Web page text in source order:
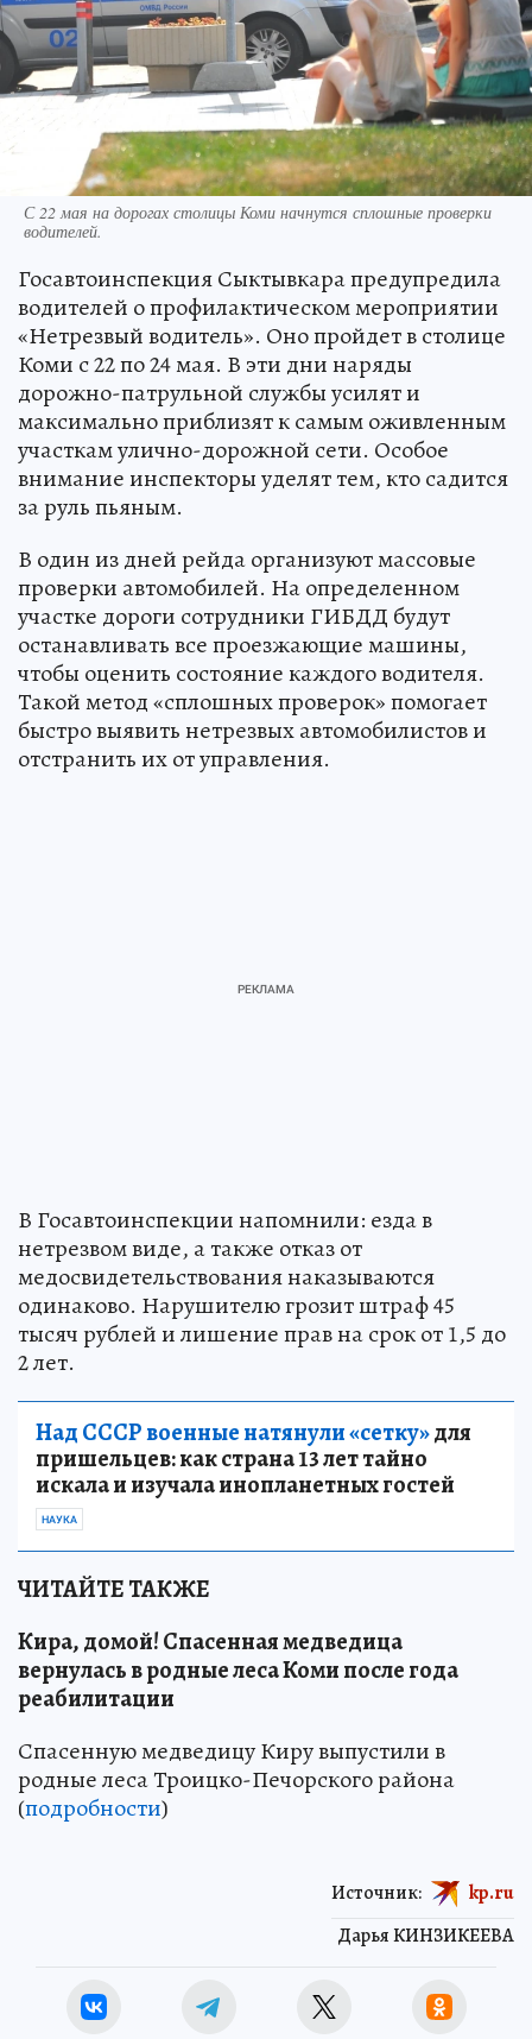
С 22 мая на дорогах столицы Коми начнутся сплошные проверки
водителей.
Госавтоинспекция Сыктывкара предупредила
водителей о профилактическом мероприятии
«Нетрезвый водитель». Оно пройдет в столице
Коми с 22 по 24 мая. В эти дни наряды
дорожно-патрульной службы усилят и
максимально приблизят к самым оживленным
участкам улично-дорожной сети. Особое
внимание инспекторы уделят тем, кто садится
за руль пьяным.
В один из дней рейда организуют массовые
проверки автомобилей. На определенном
участке дороги сотрудники ГИБДД будут
останавливать все проезжающие машины,
чтобы оценить состояние каждого водителя.
Такой метод «сплошных проверок» помогает
быстро выявить нетрезвых автомобилистов и
отстранить их от управления.
В Госавтоинспекции напомнили: езда в
нетрезвом виде, а также отказ от
медосвидетельствования наказываются
одинаково. Нарушителю грозит штраф 45
тысяч рублей и лишение прав на срок от 1,5 до
2 лет.
Над СССР военные натянули «сетку»для
пришельцев: как страна 13 лет тайно
искала и изучала инопланетных гостей
НАУКА
ЧИТАЙТЕ ТАКЖЕ
Кира, домой! Спасенная медведица
вернулась в родные леса Коми после года
реабилитации
Спасенную медведицу Киру выпустили в
родные леса Троицко-Печорского района
(подробности)
Дарья КИНЗИКЕЕВА
Источник: kp.ru